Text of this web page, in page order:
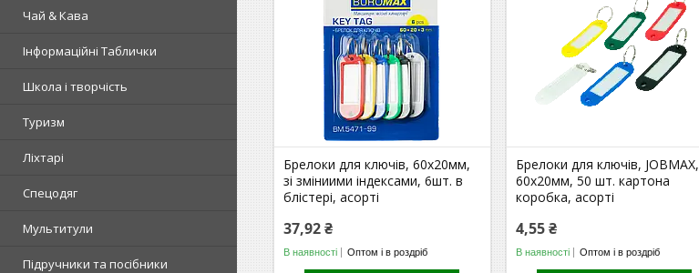
Чай & Кава
Інформаційні Таблички
Школа і творчість
Туризм
Ліхтарі
Спецодяг
Мультитули
Підручники та посібники
Брелоки для ключів, 60х20мм,
зі зміниими індексами, 6шт. в
блістері, асорті
37,92 ₴
В наявності Оптом і в роздріб
Брелоки для ключів, JOBMAX,
60х20мм, 50 шт. картона
коробка, асорті
4,55 ₴
В наявності Оптом і в роздріб